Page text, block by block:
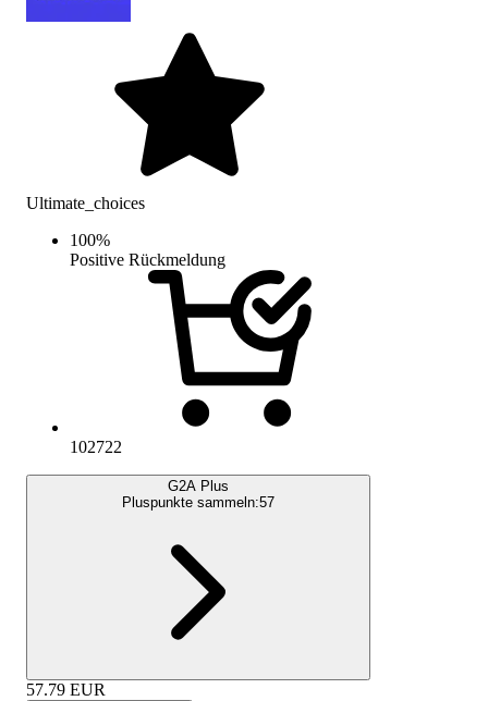
Ultimate_choices
100%
Positive Rückmeldung
102722
G2A Plus
Pluspunkte sammeln:57
57.79 EUR